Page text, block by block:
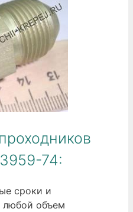
74:
сроки и
любой объем